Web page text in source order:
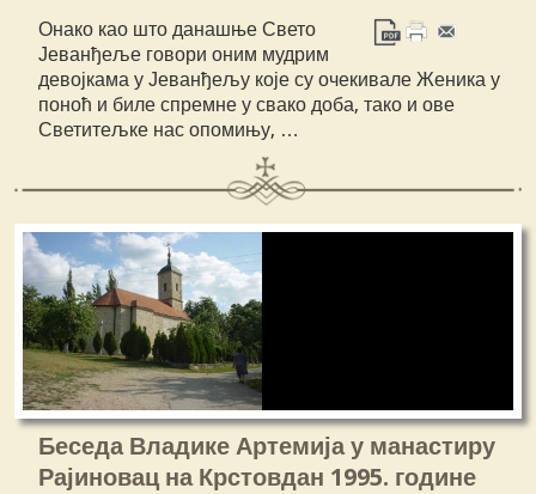
Онако као што данашње Свето
Јеванђеље говори оним мудрим
девојкама у Јеванђељу које су очекивале Женика у
поноћ и биле спремне у свако доба, тако и ове
Светитељке нас опомињу, …
Беседа Владике Артемија у манастиру
Рајиновац на Крстовдан 1995. године